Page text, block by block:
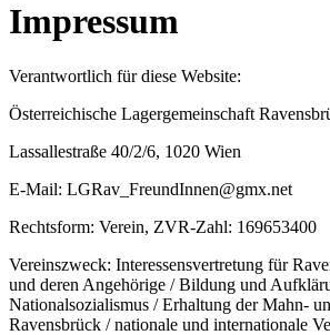
Impressum
Verantwortlich für diese Website:
Österreichische Lagergemeinschaft
Lassallestraße 40/2/6, 1020 Wien
E-Mail: LGRav_FreundInnen@gmx.net
Rechtsform: Verein, ZVR-Zahl: 169653400
Vereinszweck: Interessensvertretung für
und deren Angehörige / Bildung und
Nationalsozialismus / Erhaltung der Mahn-
Ravensbrück / nationale und internationale